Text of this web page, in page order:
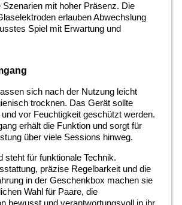
Szenarien mit hoher Präsenz. Die
erlauben Abwechslung
Spiel mit Erwartung und
sich nach der Nutzung leicht
trocknen. Das Gerät sollte
vor Feuchtigkeit geschützt werden.
erhält die Funktion und sorgt für
über viele Sessions hinweg.
steht für funktionale Technik.
präzise Regelbarkeit und die
in der Geschenkbox machen sie
Wahl für Paare, die
bewusst und verantwortungsvoll in ihr